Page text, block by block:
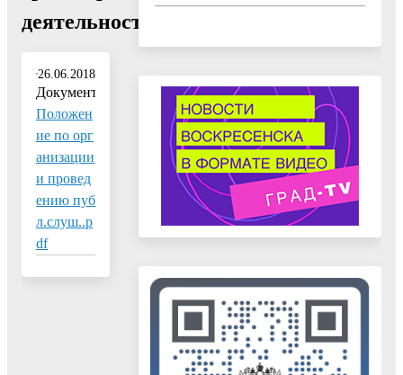
деятельности"
26.06.2018
Документ:
Положен
ие по орг
анизации
и провед
ению пуб
л.слуш..p
df